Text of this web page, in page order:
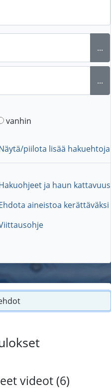
...
...
vanhin
piilota lisää hakuehtoja
ja haun kattavuus
aineistoa kerättäväksi
videot (6)